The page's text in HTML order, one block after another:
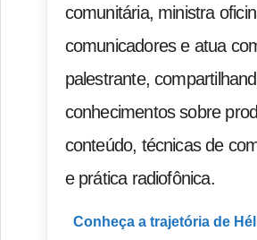
comunitária, ministra
comunicadores e atua
palestrante,
conhecimentos sobre
conteúdo, técnicas de
e prática radiofônica.
Conheça a trajetória de